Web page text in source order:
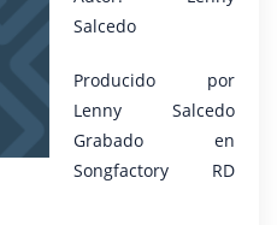
Salcedo
Producido por
Lenny Salcedo
Grabado en
Songfactory RD